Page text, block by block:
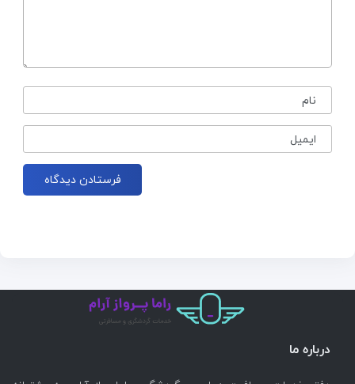
نام
ایمیل
درباره ما